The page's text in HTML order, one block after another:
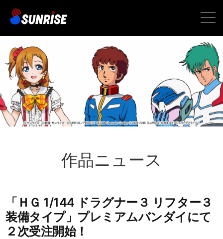
toggle
作品ニュース
「ＨＧ 1/144 ドラグナー３ リフター３
装備タイプ」プレミアムバンダイにて
２次受注開始！